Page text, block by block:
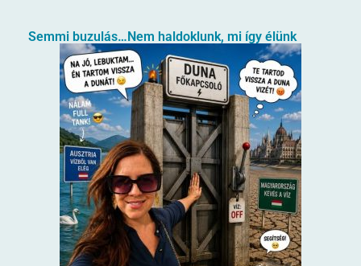
Semmi buzulás…Nem haldoklunk, mi így élünk